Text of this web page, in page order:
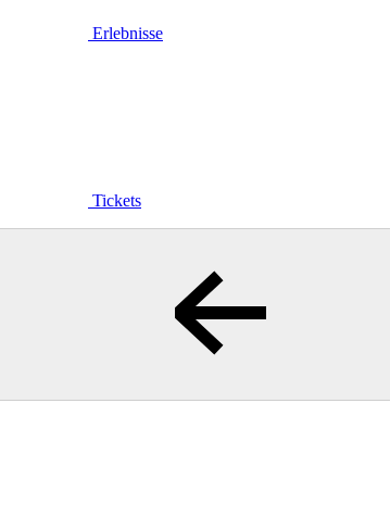
Erlebnisse
Tickets